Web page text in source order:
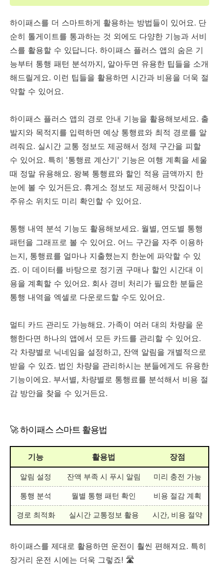
하이패스를 더 스마트하게 활용하는 방법들이 있어요. 단
순히 톨게이트를 통과하는 것 외에도 다양한 기능과 서비
스를 활용할 수 있답니다. 하이패스 플러스 앱의 숨은 기
능부터 통행 패턴 분석까지, 알아두면 유용한 팁들을 소개
해드릴게요. 이런 팁들을 활용하면 시간과 비용을 더욱 절
약할 수 있어요.
하이패스 플러스 앱의 경로 안내 기능을 활용해보세요. 출
발지와 목적지를 입력하면 예상 통행료와 최적 경로를 알
려줘요. 실시간 교통 정보도 제공해서 정체 구간을 피할
수 있어요. 특히 '통행료 계산기' 기능은 여행 계획을 세울
때 정말 유용해요. 왕복 통행료와 할인 적용 금액까지 한
눈에 볼 수 있거든요. 휴게소 정보도 제공해서 맛집이나
주유소 위치도 미리 확인할 수 있어요.
통행 내역 분석 기능도 활용해보세요. 월별, 연도별 통행
패턴을 그래프로 볼 수 있어요. 어느 구간을 자주 이용하
는지, 통행료를 얼마나 지출했는지 한눈에 파악할 수 있
죠. 이 데이터를 바탕으로 정기권 구매나 할인 시간대 이
용을 계획할 수 있어요. 회사 경비 처리가 필요한 분들은
통행 내역을 엑셀로 다운로드할 수도 있어요.
멀티 카드 관리도 가능해요. 가족이 여러 대의 차량을 운
행한다면 하나의 앱에서 모든 카드를 관리할 수 있어요.
각 차량별로 닉네임을 설정하고, 잔액 알림을 개별적으로
받을 수 있죠. 법인 차량을 관리하시는 분들에게도 유용한
기능이에요. 부서별, 차량별로 통행료를 분석해서 비용 절
감 방안을 찾을 수 있거든요.
🚀 하이패스 스마트 활용법
기능 활용법 장점
알림 설정 잔액 부족 시 푸시 알림 미리 충전 가능
통행 분석 월별 통행 패턴 확인 비용 절감 계획
경로 최적화 실시간 교통정보 활용 시간, 비용 절약
하이패스를 제대로 활용하면 운전이 훨씬 편해져요. 특히
장거리 운전 시에는 더욱 그렇죠! 🛣️